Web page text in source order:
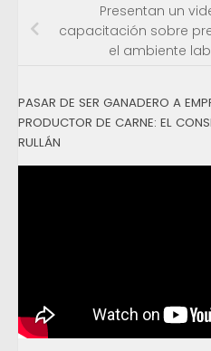
Presentan un
capacitación sobre
el ambiente
PASAR DE SER GANADERO A
PRODUCTOR DE CARNE: EL
RULLÁN